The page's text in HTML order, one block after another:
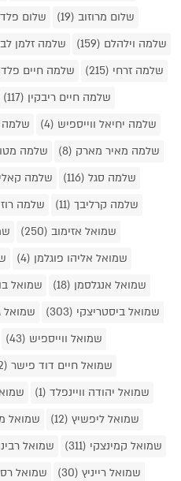
שלום מרוזוב (19)
שלום
שלמה וילהלם (159)
שלמה זלמן
שלמה זרחי (215)
שלמה חיים
שלמה חיים ריבקין (117)
שלמה יחיאל ווייספיש (4)
שלמה
שלמה מאיר מארק (8)
שלמה
שלמה סגל (116)
שלמה
שלמה קרליבך (11)
שלמה
שמואל אזימוב (250)
שמואל אליהו פוגלמן (4)
שמואל אנגלסמן (18)
שמואל
שמואל ביסטריצקי (303)
שמואל
שמואל ווייספיש (43)
שמואל חיים דוד פישר (32)
שמואל יהודה וויינפלד (1)
שמואל
שמואל ליפשיץ (12)
שמואל
שמואל קמינצקי (311)
שמואל
שמואל רייניץ (30)
שמואל